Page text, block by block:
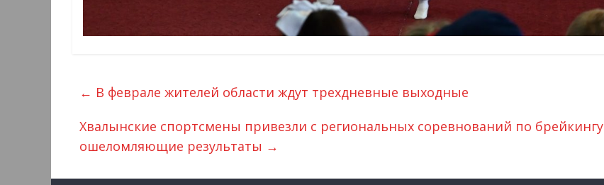
← В феврале жителей области ждут трехдневные выходные
Хвалынские спортсмены привезли с региональных соревнований по брейкингу
ошеломляющие результаты →